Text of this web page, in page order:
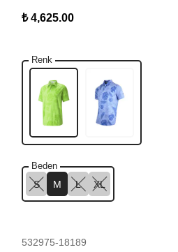
₺ 4,625.00
Renk
Beden
S M L XL
532975-18189